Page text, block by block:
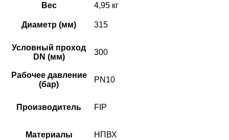
Вес 4,95 кг
Диаметр (мм) 315
Условный проход
DN (мм)
300
Рабочее давление
(бар)
PN10
Производитель FIP
Материалы НПВХ